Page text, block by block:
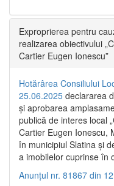
Exproprierea pentru
realizarea obiectivului
Cartier Eugen Ionescu”
Hotărârea Consiliului
25.06.2025 declararea
și aprobarea
publică de interes local
Cartier Eugen Ionescu,
în municipiul Slatina și
a imobilelor cuprinse în
Anunțul nr. 81867 din